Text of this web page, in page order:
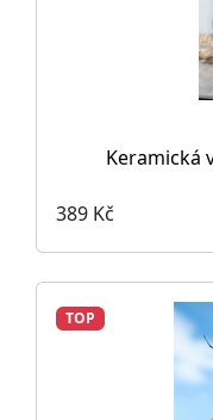
Keramická
389 Kč
TOP